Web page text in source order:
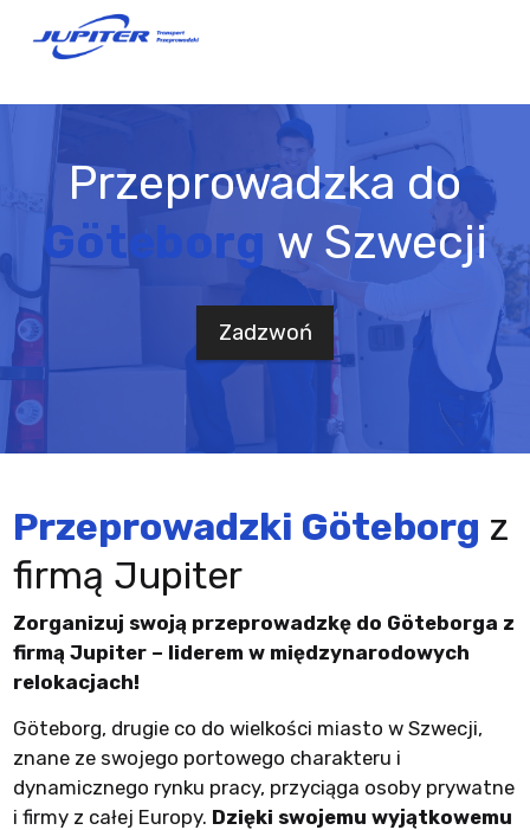
Przeprowadzka do
Göteborg w Szwecji
Zadzwoń
Przeprowadzki Göteborg z
firmą Jupiter
Zorganizuj swoją przeprowadzkę do Göteborga z
firmą Jupiter – liderem w międzynarodowych
relokacjach!
Göteborg, drugie co do wielkości miasto w Szwecji,
znane ze swojego portowego charakteru i
dynamicznego rynku pracy, przyciąga osoby prywatne
i firmy z całej Europy. Dzięki swojemu wyjątkowemu